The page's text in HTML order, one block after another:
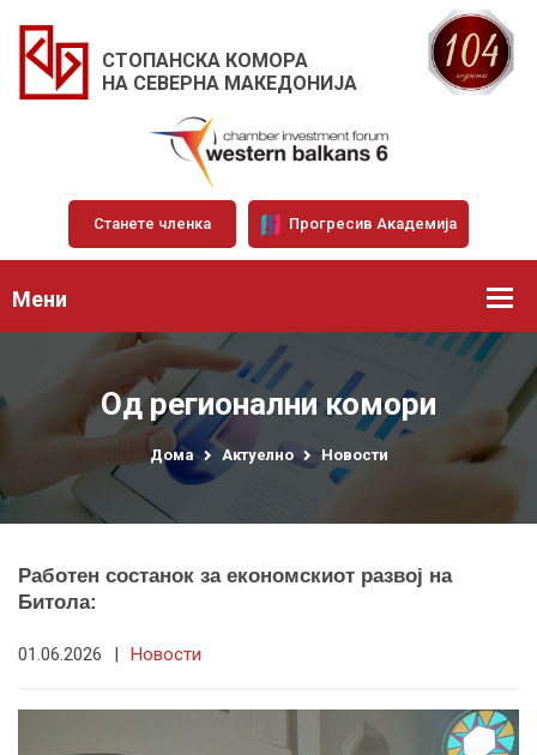
СТОПАНСКА КОМОРА
НА СЕВЕРНА МАКЕДОНИЈА
Станете членка Прогресив Академија
Мени
Од регионални комори
Дома Актуелно Новости
Работен состанок за економскиот развој на
Битола:
01.06.2026 | Новости